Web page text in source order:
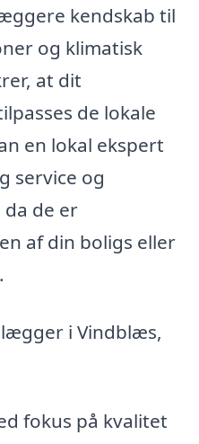
kendskab til
og klimatisk
at dit
de lokale
en lokal ekspert
service og
de er
af din boligs eller
i Vindblæs,
fokus på kvalitet